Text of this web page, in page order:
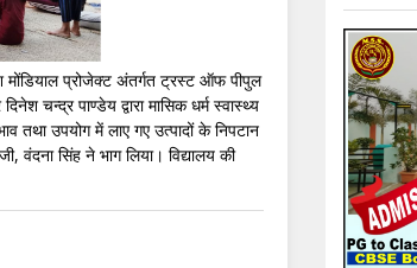
मोंडियाल प्रोजेक्ट अंतर्गत ट्रस्ट ऑफ पीपुल
चन्द्र पाण्डेय द्वारा मासिक धर्म स्वास्थ्य
तथा उपयोग में लाए गए उत्पादों के निपटान
वंदना सिंह ने भाग लिया। विद्यालय की